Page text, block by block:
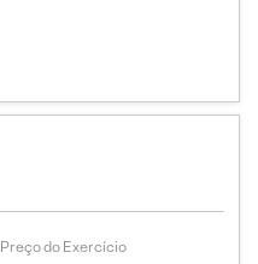
Preço do Exercício